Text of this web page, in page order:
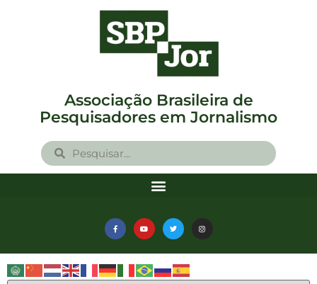
Associação Brasileira de
Pesquisadores em Jornalismo